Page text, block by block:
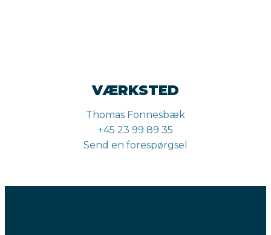
VÆRKSTED
Thomas Fonnesbæk
+45 23 99 89 35
Send en forespørgsel